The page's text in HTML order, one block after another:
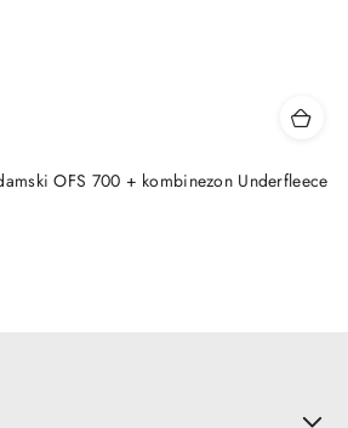
OFS 700 + kombinezon Underfleece